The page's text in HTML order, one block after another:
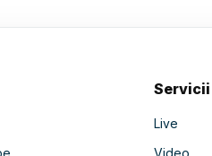
Servicii
Live
Video